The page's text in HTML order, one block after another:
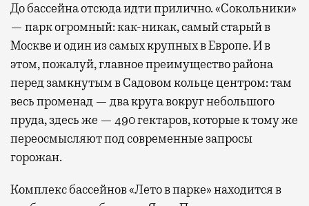
До бассейна отсюда идти прилично. «Сокольники»
— парк огромный: как-никак, самый старый в
Москве и один из самых крупных в Европе. И в
этом, пожалуй, главное преимущество района
перед замкнутым в Садовом кольце центром: там
весь променад — два круга вокруг небольшого
пруда, здесь же — 490 гектаров, которые к тому же
переосмысляют под современные запросы
горожан.
Комплекс бассейнов «Лето в парке» находится в